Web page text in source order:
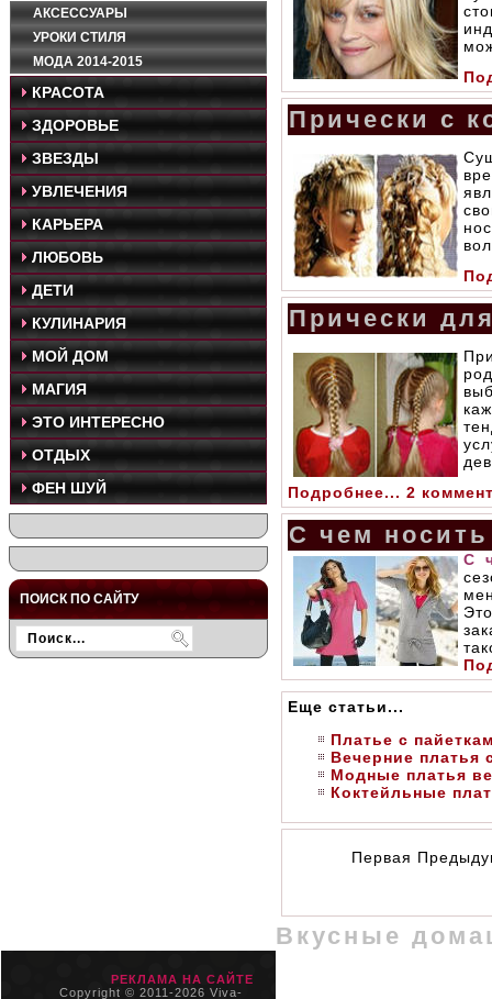
АКСЕССУАРЫ
УРОКИ СТИЛЯ
МОДА 2014-2015
КРАСОТА
ЗДОРОВЬЕ
ЗВЕЗДЫ
УВЛЕЧЕНИЯ
КАРЬЕРА
ЛЮБОВЬ
ДЕТИ
КУЛИНАРИЯ
МОЙ ДОМ
МАГИЯ
ЭТО ИНТЕРЕСНО
ОТДЫХ
ФЕН ШУЙ
ПОИСК ПО САЙТУ
Прически с
Прически
Подробнее... 2
С чем
С
Еще статьи...
Платье с
Вечерние платья
Модные платья
Коктейльные
Первая
Вкусные
РЕКЛАМА НА САЙТЕ
Copyright © 2011-2026 Viva-